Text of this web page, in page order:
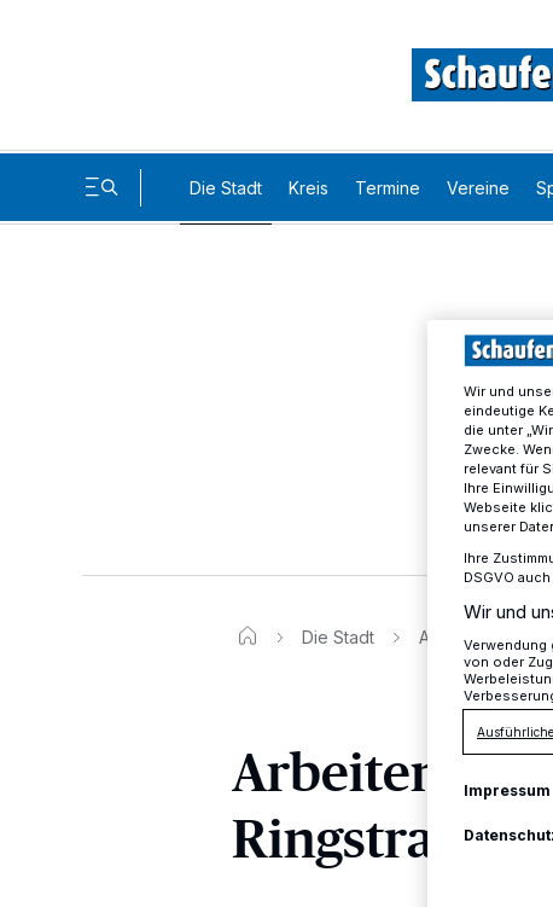
Die Stadt Kreis Termine Vereine
Die Stadt Arbeiten Am
Arbeiten Am
Ringstraße
Wir und
eindeutige
die unter
Zwecke.
relevant für
Ihre
Webseite
unserer
Ihre
DSGVO
Wir und
Verwendung
von oder
Impressum